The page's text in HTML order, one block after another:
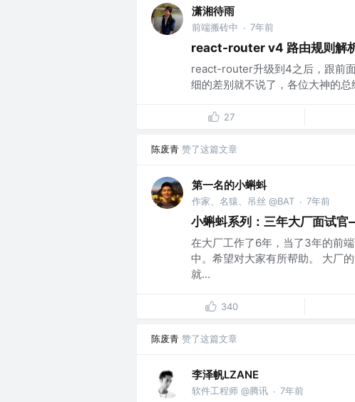
潇湘待雨
前端搬砖中 · 7年前
react-router v4 路由规则解
react-router升级到4之后，跟前
细的差别就不说了，各位大神的
27
陈废青 赞了这篇文章
第一名的小蝌蚪
作家、名猿、吊丝 @BAT · 7年前
小蝌蚪系列：三年大厂面试
在大厂工作了6年，当了3年的前
中。希望对大家有所帮助。 大厂
就...
340
陈废青 赞了这篇文章
李泽帆LZANE
软件工程师 @腾讯 · 7年前